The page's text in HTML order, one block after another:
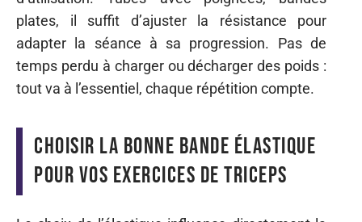
plates, il suffit d’ajuster la résistance pour
adapter la séance à sa progression. Pas de
temps perdu à charger ou décharger des poids :
tout va à l’essentiel, chaque répétition compte.
Choisir la bonne bande élastique
pour vos exercices de triceps